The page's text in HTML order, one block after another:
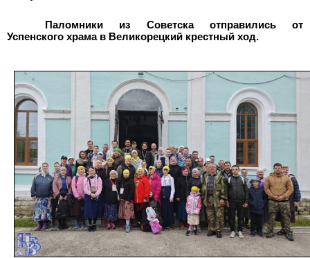
Паломники из Советска отправились от
Успенского храма в Великорецкий крестный ход.